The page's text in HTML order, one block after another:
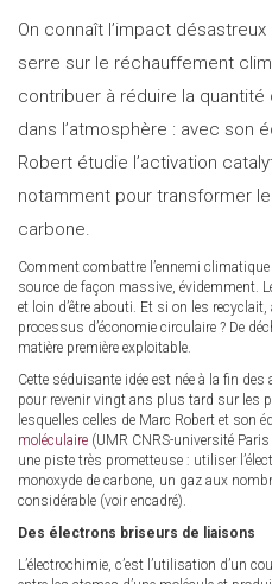
On connaît l’impact
serre sur le réchauffement
contribuer à réduire la
dans l’atmosphère : avec son
Robert étudie l’activation
notamment pour transformer le
carbone.
Comment combattre l’ennemi
source de façon massive, évidemment.
et loin d’être abouti. Et si on les
processus d’économie circulaire ? De
matière première exploitable.
Cette séduisante idée est née à la fin
pour revenir vingt ans plus tard sur les
lesquelles celles de Marc Robert et son
moléculaire (UMR CNRS-université
une piste très prometteuse : utiliser
monoxyde de carbone, un gaz aux
considérable (voir encadré).
Des électrons briseurs de liaisons
L’électrochimie, c’est l’utilisation d’un